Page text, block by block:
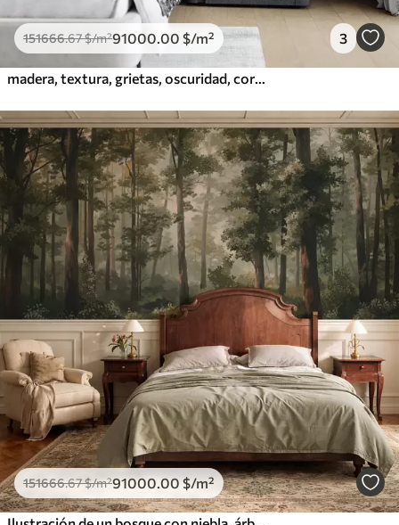
151666.67$/m²91000 .00 $/m² 3
151666.67$/m²91000 .00$/m²